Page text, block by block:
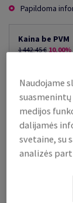
Papildoma
Kaina be PVM
1 442,45 €
už 1 000 lap.
(86 kg )
lap.
Naudojame
medijos
dalijamės
svetaine, su
analizės